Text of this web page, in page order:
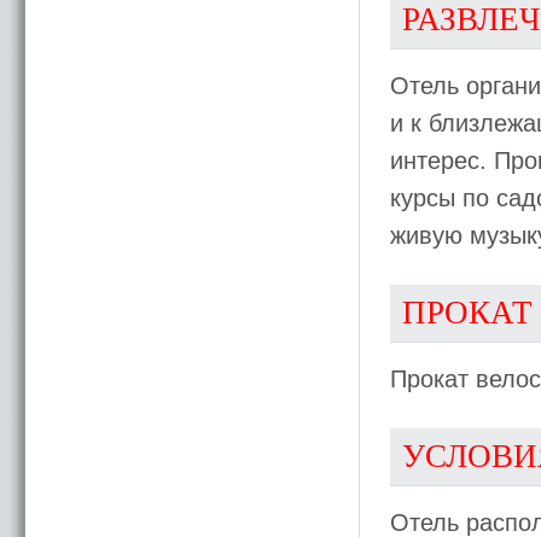
Отель
и к
интерес.
курсы по
живую
ПРОКАТ
Прокат
Отель